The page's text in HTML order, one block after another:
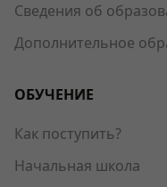
Сведения об
Дополнительное
ОБУЧЕНИЕ
Как поступить?
Начальная школа